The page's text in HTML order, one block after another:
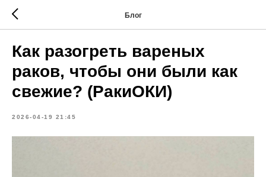
Блог
Как разогреть вареных
раков, чтобы они были как
свежие? (РакиОКИ)
2026-04-19 21:45